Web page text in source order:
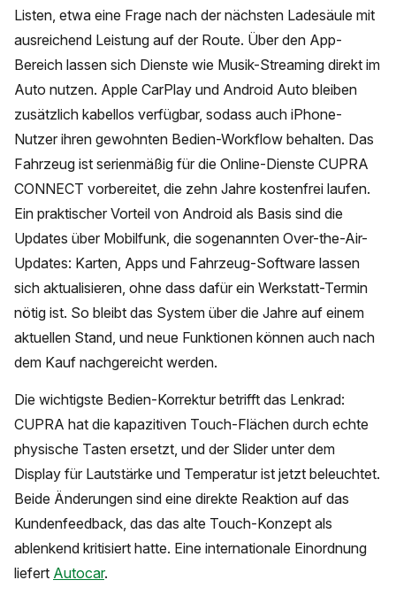
Listen, etwa eine Frage nach der nächsten Ladesäule mit
ausreichend Leistung auf der Route. Über den App-
Bereich lassen sich Dienste wie Musik-Streaming direkt im
Auto nutzen. Apple CarPlay und Android Auto bleiben
zusätzlich kabellos verfügbar, sodass auch iPhone-
Nutzer ihren gewohnten Bedien-Workflow behalten. Das
Fahrzeug ist serienmäßig für die Online-Dienste CUPRA
CONNECT vorbereitet, die zehn Jahre kostenfrei laufen.
Ein praktischer Vorteil von Android als Basis sind die
Updates über Mobilfunk, die sogenannten Over-the-Air-
Updates: Karten, Apps und Fahrzeug-Software lassen
sich aktualisieren, ohne dass dafür ein Werkstatt-Termin
nötig ist. So bleibt das System über die Jahre auf einem
aktuellen Stand, und neue Funktionen können auch nach
dem Kauf nachgereicht werden.
Die wichtigste Bedien-Korrektur betrifft das Lenkrad:
CUPRA hat die kapazitiven Touch-Flächen durch echte
physische Tasten ersetzt, und der Slider unter dem
Display für Lautstärke und Temperatur ist jetzt beleuchtet.
Beide Änderungen sind eine direkte Reaktion auf das
Kundenfeedback, das das alte Touch-Konzept als
ablenkend kritisiert hatte. Eine internationale Einordnung
liefert Autocar.